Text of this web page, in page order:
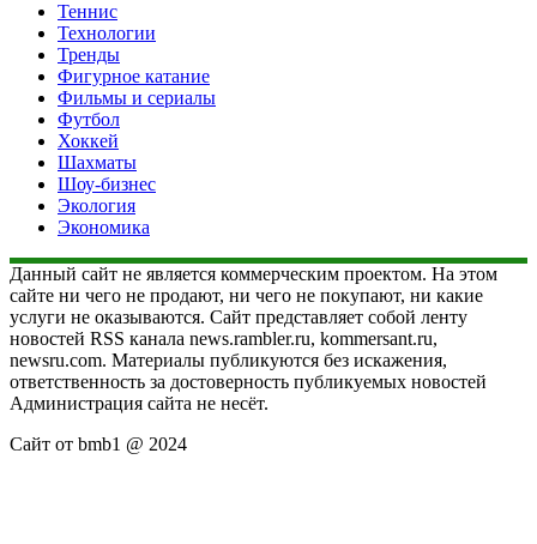
Теннис
Технологии
Тренды
Фигурное катание
Фильмы и сериалы
Футбол
Хоккей
Шахматы
Шоу-бизнес
Экология
Экономика
Данный сайт не является коммерческим проектом. На этом
сайте ни чего не продают, ни чего не покупают, ни какие
услуги не оказываются. Сайт представляет собой ленту
новостей RSS канала news.rambler.ru, kommersant.ru,
newsru.com. Материалы публикуются без искажения,
ответственность за достоверность публикуемых новостей
Администрация сайта не несёт.
Сайт от bmb1 @ 2024